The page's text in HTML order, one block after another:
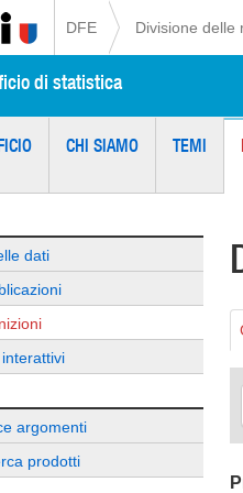
DFE Divisione delle
di statistica
CHI SIAMO TEMI
dati
argomenti
prodotti